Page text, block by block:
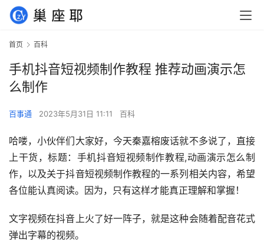
首页 百科
手机抖音短视频制作教程 推荐动画演示怎
么制作
百事通 2023年5月31日 11:11 百科
哈喽，小伙伴们大家好，今天秦嘉榕废话就不多说了，直接
上干货，标题：手机抖音短视频制作教程,动画演示怎么制
作，以及关于抖音短视频制作教程的一系列相关内容，希望
各位能认真阅读。因为，只有这样才能真正理解和掌握！
文字视频在抖音上火了好一阵子，就是这种会随着配音花式
弹出字幕的视频。